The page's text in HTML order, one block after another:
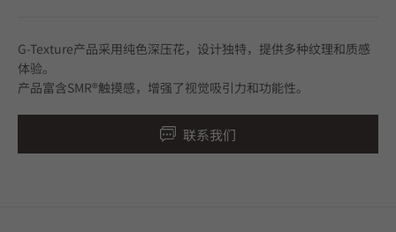
G-Texture产品采用纯色深压花，设计独特，提供多种纹理和质感
体验。
产品富含SMR®触摸感，增强了视觉吸引力和功能性。
联系我们